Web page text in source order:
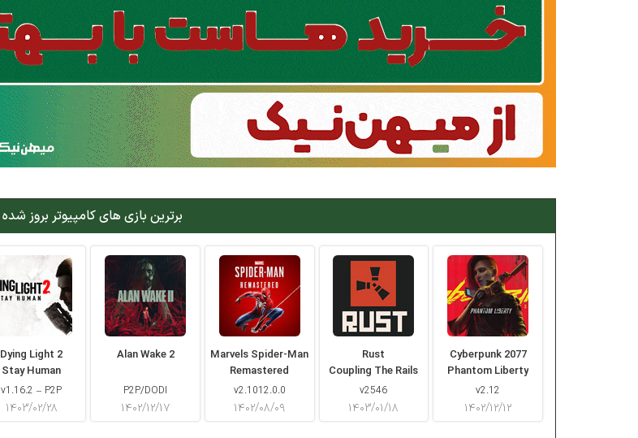
برترین بازی های کامپیوتر بروز شده
Dying Light 2
Stay Human
v1.16.2 – P2P
۱۴۰۳/۰۲/۲۸
Alan Wake 2
P2P/DODI
۱۴۰۲/۱۲/۱۷
Marvels Spider-Man
Remastered
v2.1012.0.0
۱۴۰۲/۰۸/۰۹
Rust
Coupling The Rails
v2546
۱۴۰۳/۰۱/۱۸
Cyberpunk 2077
Phantom Liberty
v2.12
۱۴۰۲/۱۲/۱۲